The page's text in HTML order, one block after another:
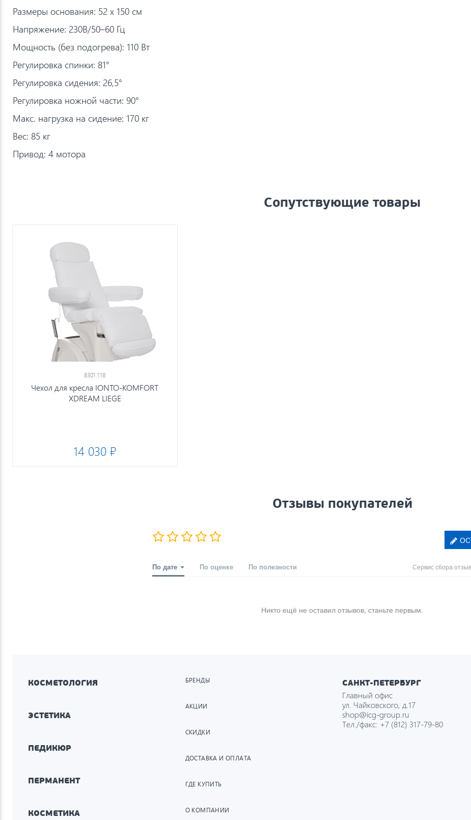
Размеры основания: 52 х 150 см
Напряжение: 230В/50–60 Гц
Мощность (без подогрева): 110 Вт
Регулировка спинки: 81°
Регулировка сидения: 26,5°
Регулировка ножной части: 90°
Макс. нагрузка на сидение: 170 кг
Вес: 85 кг
Привод: 4 мотора
Сопутствующие товары
8301.118
Чехол для кресла IONTO-KOMFORT
XDREAM LIEGE
14 030 ₽
Отзывы покупателей
По дате По оценке По полезности Сервис сбора
Никто ещё не оставил отзывов, станьте первым.
КОСМЕТОЛОГИЯ
ЭСТЕТИКА
ПЕДИКЮР
ПЕРМАНЕНТ
КОСМЕТИКА
БРЕНДЫ
АКЦИИ
СКИДКИ
ДОСТАВКА И ОПЛАТА
ГДЕ КУПИТЬ
О КОМПАНИИ
САНКТ-ПЕТЕРБУРГ
Главный офис
ул. Чайковского, д.17
shop@icg-group.ru
Тел./факс: +7 (812) 317-79-80